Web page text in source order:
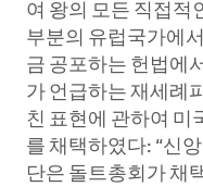
여 왕의 모든 직접적
부분의 유럽국가에
금 공포하는 헌법에
가 언급하는 재세례
친 표현에 관하여 미
를 채택하였다: “신
단은 돌트총회가 채